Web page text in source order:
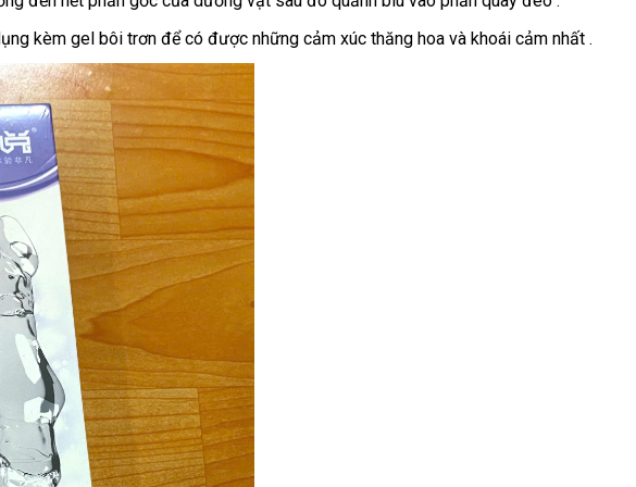
kèm gel bôi trơn để có được những cảm xúc thăng hoa và khoái cảm nhất .